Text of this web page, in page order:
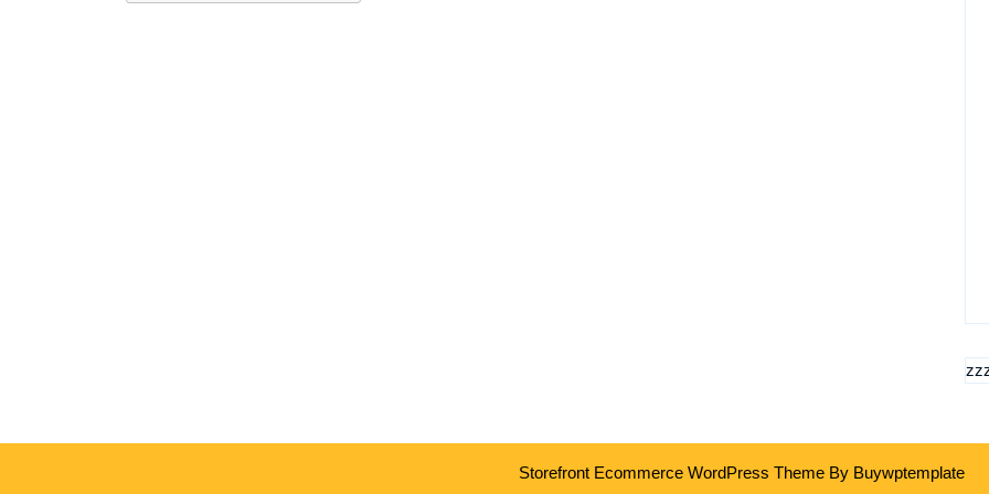
Storefront Ecommerce WordPress Theme By Buywptemplate